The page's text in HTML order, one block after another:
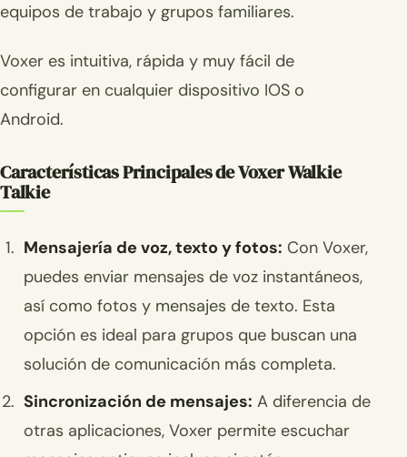
equipos de trabajo y grupos familiares.
Voxer es intuitiva, rápida y muy fácil de
configurar en cualquier dispositivo IOS o
Android.
Características Principales de Voxer Walkie
Talkie
Mensajería de voz, texto y fotos: Con Voxer,
puedes enviar mensajes de voz instantáneos,
así como fotos y mensajes de texto. Esta
opción es ideal para grupos que buscan una
solución de comunicación más completa.
Sincronización de mensajes: A diferencia de
otras aplicaciones, Voxer permite escuchar